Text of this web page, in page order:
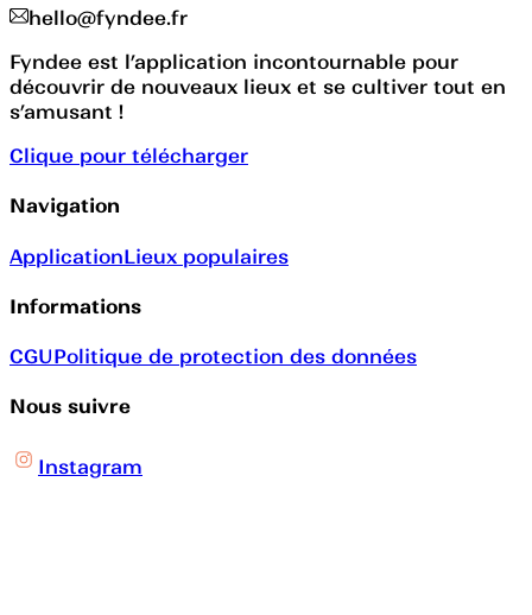
hello@fyndee.fr
Fyndee est l’application incontournable pour
découvrir de nouveaux lieux et se cultiver tout en
s’amusant !
Clique pour télécharger
Navigation
ApplicationLieux populaires
Informations
CGUPolitique de protection des données
Nous suivre
Instagram